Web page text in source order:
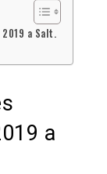
2019 a Salt.
a